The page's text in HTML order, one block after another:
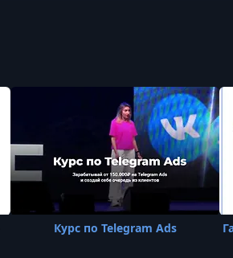
Курс по Telegram Ads